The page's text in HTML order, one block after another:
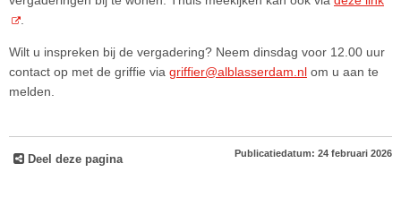
.
Wilt u inspreken bij de vergadering? Neem dinsdag voor 12.00 uur
contact op met de griffie via griffier@alblasserdam.nl om u aan te
melden.
Deel deze pagina Publicatiedatum: 24 februari 2026